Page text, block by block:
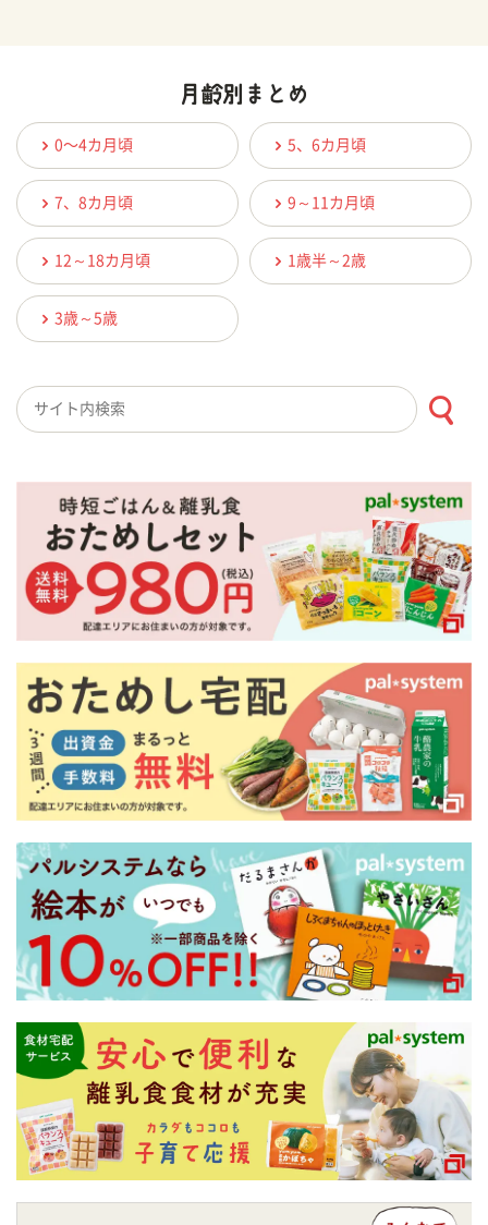
0〜4カ月頃 5、6カ月頃
7、8カ月頃 9～11カ月頃
12～18カ月頃 1歳半～2歳
3歳～5歳
検索キーワード入力